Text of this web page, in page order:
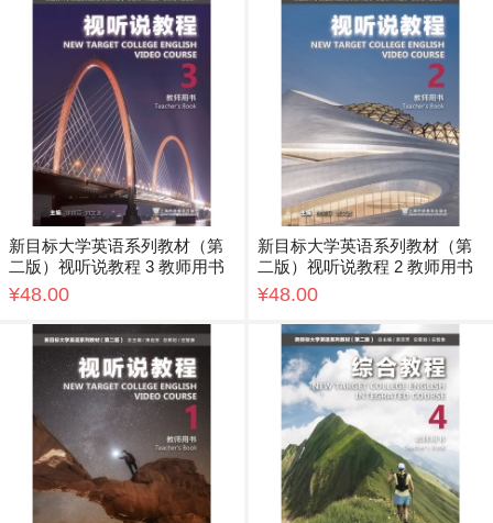
新目标大学英语系列教材（第
二版）视听说教程 3 教师用书
¥48.00
新目标大学英语系列教材（第
二版）视听说教程 2 教师用书
¥48.00